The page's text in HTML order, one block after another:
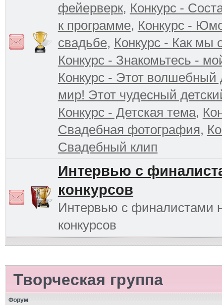
фейерверк, Конкурс -
к программе, Конкурс -
свадьбе, Конкурс - Как мы
Конкурс - Знакомьтесь -
Конкурс - Этот волшебный
мир! Этот чудесный
Конкурс - Детская тема,
Свадебная фотография,
Свадебный клип
Интервью с
конкурсов
Интервью с финалистами
конкурсов
Творческая группа
Форум